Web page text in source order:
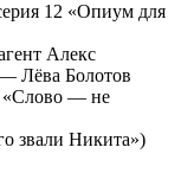
12 «Опиум для
Алекс
Лёва Болотов
«Слово — не
звали Никита»)